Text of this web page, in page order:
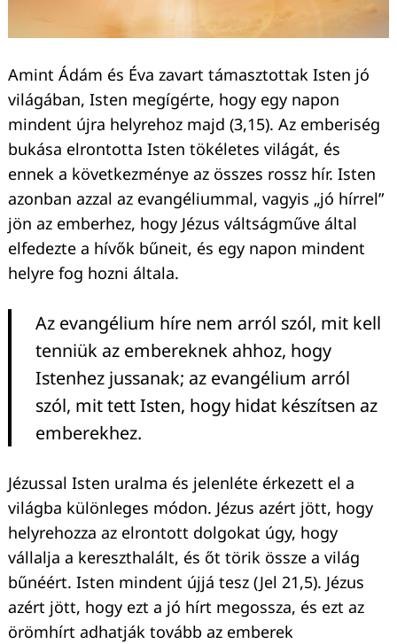
Amint Ádám és Éva zavart támasztottak Isten jó
világában, Isten megígérte, hogy egy napon
mindent újra helyrehoz majd (3,15). Az emberiség
bukása elrontotta Isten tökéletes világát, és
ennek a következménye az összes rossz hír. Isten
azonban azzal az evangéliummal, vagyis „jó hírrel”
jön az emberhez, hogy Jézus váltságműve által
elfedezte a hívők bűneit, és egy napon mindent
helyre fog hozni általa.
Az evangélium híre nem arról szól, mit kell
tenniük az embereknek ahhoz, hogy
Istenhez jussanak; az evangélium arról
szól, mit tett Isten, hogy hidat készítsen az
emberekhez.
Jézussal Isten uralma és jelenléte érkezett el a
világba különleges módon. Jézus azért jött, hogy
helyrehozza az elrontott dolgokat úgy, hogy
vállalja a kereszthalált, és őt törik össze a világ
bűnéért. Isten mindent újjá tesz (Jel 21,5). Jézus
azért jött, hogy ezt a jó hírt megossza, és ezt az
örömhírt adhatják tovább az emberek